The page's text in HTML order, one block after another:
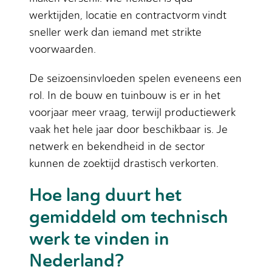
werktijden, locatie en contractvorm vindt
sneller werk dan iemand met strikte
voorwaarden.
De seizoensinvloeden spelen eveneens een
rol. In de bouw en tuinbouw is er in het
voorjaar meer vraag, terwijl productiewerk
vaak het hele jaar door beschikbaar is. Je
netwerk en bekendheid in de sector
kunnen de zoektijd drastisch verkorten.
Hoe lang duurt het
gemiddeld om technisch
werk te vinden in
Nederland?